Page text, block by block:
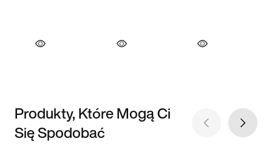
Produkty, Które Mogą Ci
Się Spodobać